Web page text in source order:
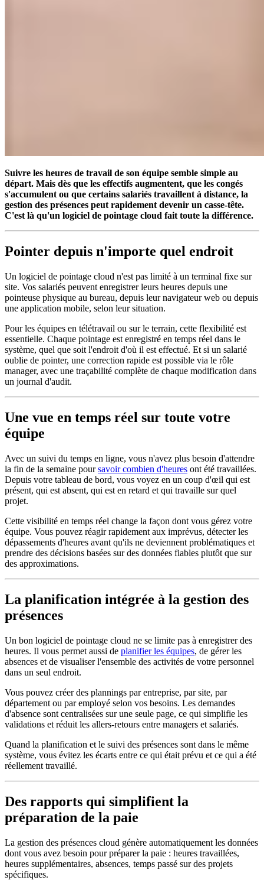
Suivre les heures de travail de son équipe semble simple au
départ. Mais dès que les effectifs augmentent, que les congés
s'accumulent ou que certains salariés travaillent à distance, la
gestion des présences peut rapidement devenir un casse-tête.
C'est là qu'un logiciel de pointage cloud fait toute la différence.
Pointer depuis n'importe quel endroit
Un logiciel de pointage cloud n'est pas limité à un terminal fixe sur
site. Vos salariés peuvent enregistrer leurs heures depuis une
pointeuse physique au bureau, depuis leur navigateur web ou depuis
une application mobile, selon leur situation.
Pour les équipes en télétravail ou sur le terrain, cette flexibilité est
essentielle. Chaque pointage est enregistré en temps réel dans le
système, quel que soit l'endroit d'où il est effectué. Et si un salarié
oublie de pointer, une correction rapide est possible via le rôle
manager, avec une traçabilité complète de chaque modification dans
un journal d'audit.
Une vue en temps réel sur toute votre
équipe
Avec un suivi du temps en ligne, vous n'avez plus besoin d'attendre
la fin de la semaine poursavoir combien d'heures ont été travaillées.
Depuis votre tableau de bord, vous voyez en un coup d'œil qui est
présent, qui est absent, qui est en retard et qui travaille sur quel
projet.
Cette visibilité en temps réel change la façon dont vous gérez votre
équipe. Vous pouvez réagir rapidement aux imprévus, détecter les
dépassements d'heures avant qu'ils ne deviennent problématiques et
prendre des décisions basées sur des données fiables plutôt que sur
des approximations.
La planification intégrée à la gestion des
présences
Un bon logiciel de pointage cloud ne se limite pas à enregistrer des
heures. Il vous permet aussi de planifier les équipes, de gérer les
absences et de visualiser l'ensemble des activités de votre personnel
dans un seul endroit.
Vous pouvez créer des plannings par entreprise, par site, par
département ou par employé selon vos besoins. Les demandes
d'absence sont centralisées sur une seule page, ce qui simplifie les
validations et réduit les allers-retours entre managers et salariés.
Quand la planification et le suivi des présences sont dans le même
système, vous évitez les écarts entre ce qui était prévu et ce qui a été
réellement travaillé.
Des rapports qui simplifient la
préparation de la paie
La gestion des présences cloud génère automatiquement les données
dont vous avez besoin pour préparer la paie : heures travaillées,
heures supplémentaires, absences, temps passé sur des projets
spécifiques.